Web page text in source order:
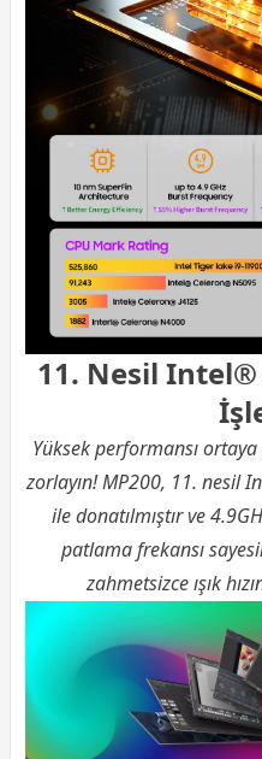
11. Nesil Intel®
Yüksek performansı ortaya
zorlayın! MP200, 11. nesil
ile donatılmıştır ve
patlama frekansı
zahmetsizce ışık